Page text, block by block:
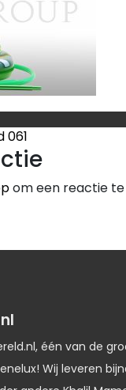
061
om een reactie
één van de
Wij leveren